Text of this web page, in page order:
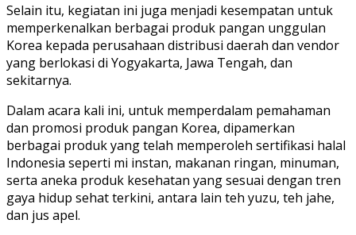
Selain itu, kegiatan ini juga menjadi kesempatan untuk
memperkenalkan berbagai produk pangan unggulan
Korea kepada perusahaan distribusi daerah dan vendor
yang berlokasi di Yogyakarta, Jawa Tengah, dan
sekitarnya.
Dalam acara kali ini, untuk memperdalam pemahaman
dan promosi produk pangan Korea, dipamerkan
berbagai produk yang telah memperoleh sertifikasi halal
Indonesia seperti mi instan, makanan ringan, minuman,
serta aneka produk kesehatan yang sesuai dengan tren
gaya hidup sehat terkini, antara lain teh yuzu, teh jahe,
dan jus apel.